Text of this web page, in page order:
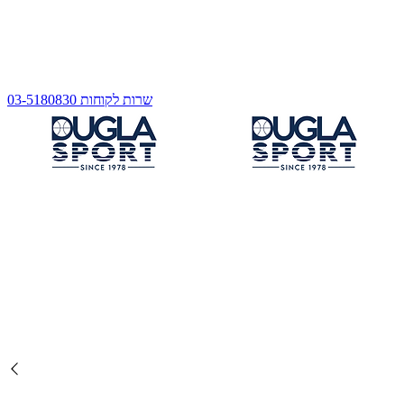
שרות לקוחות 03-5180830